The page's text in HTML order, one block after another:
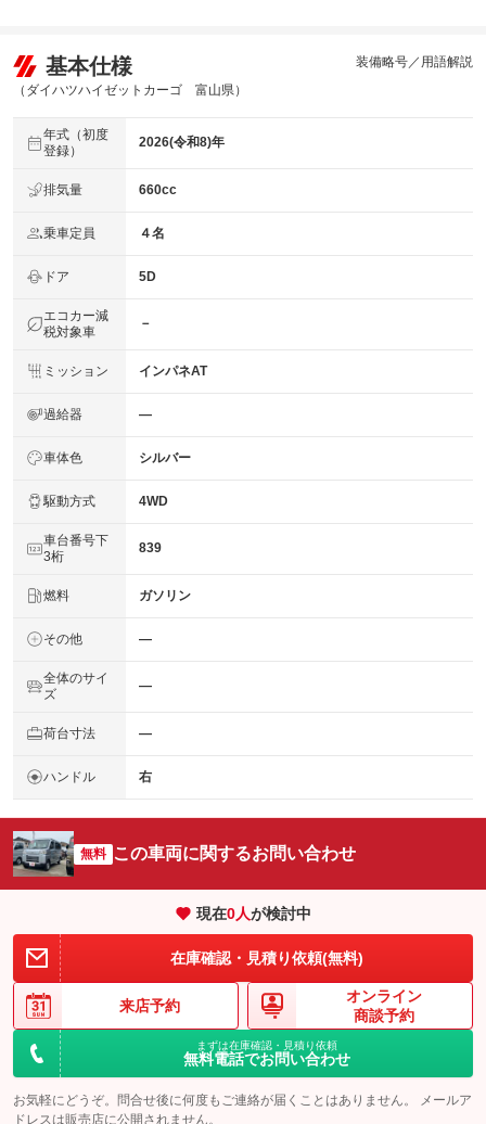
基本仕様
（ダイハツハイゼットカーゴ 富山県）
装備略号／用語解説
年式（初度
登録）
2026(令和8)年
排気量 660cc
乗車定員 ４名
ドア 5D
エコカー減
税対象車
－
ミッション インパネAT
過給器 ―
車体色 シルバー
駆動方式 4WD
車台番号下
3桁
839
燃料 ガソリン
その他 ―
全体のサイ
ズ
―
荷台寸法 ―
ハンドル 右
無料 この車両に関するお問い合わせ
現在0人が検討中
在庫確認・見積り依頼(無料)
来店予約
オンライン
商談予約
まずは在庫確認・見積り依頼
無料電話でお問い合わせ
お気軽にどうぞ。問合せ後に何度もご連絡が届くことはありません。 メールア
ドレスは販売店に公開されません。